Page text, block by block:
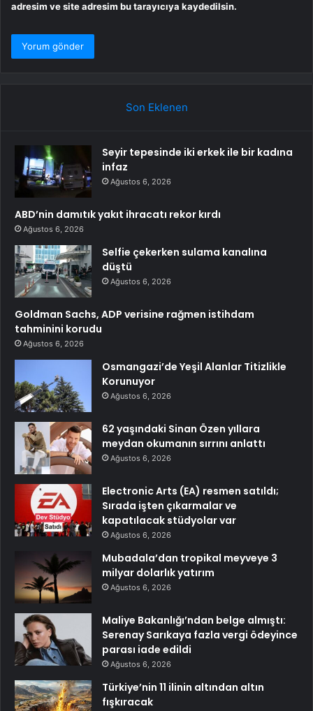
adresim ve site adresim bu tarayıcıya kaydedilsin.
Son Eklenen
Seyir tepesinde iki erkek ile bir kadına
infaz
Ağustos 6, 2026
ABD’nin damıtık yakıt ihracatı rekor kırdı
Ağustos 6, 2026
Selfie çekerken sulama kanalına
düştü
Ağustos 6, 2026
Goldman Sachs, ADP verisine rağmen istihdam
tahminini korudu
Ağustos 6, 2026
Osmangazi’de Yeşil Alanlar Titizlikle
Korunuyor
Ağustos 6, 2026
62 yaşındaki Sinan Özen yıllara
meydan okumanın sırrını anlattı
Ağustos 6, 2026
Electronic Arts (EA) resmen satıldı;
Sırada işten çıkarmalar ve
kapatılacak stüdyolar var
Ağustos 6, 2026
Mubadala’dan tropikal meyveye 3
milyar dolarlık yatırım
Ağustos 6, 2026
Maliye Bakanlığı’ndan belge almıştı:
Serenay Sarıkaya fazla vergi ödeyince
parası iade edildi
Ağustos 6, 2026
Türkiye’nin 11 ilinin altından altın
fışkıracak